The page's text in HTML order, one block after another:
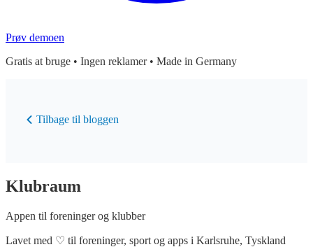
Prøv demoen
Gratis at bruge • Ingen reklamer • Made in Germany
Tilbage til bloggen
Klubraum
Appen til foreninger og klubber
Lavet med ♡ til foreninger, sport og apps i Karlsruhe, Tyskland